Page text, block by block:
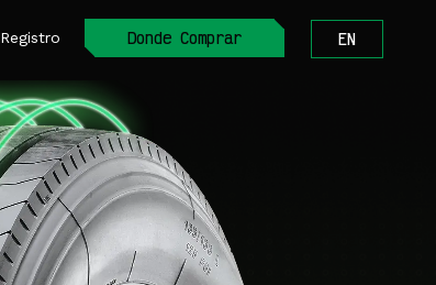
Registro Donde Comprar EN